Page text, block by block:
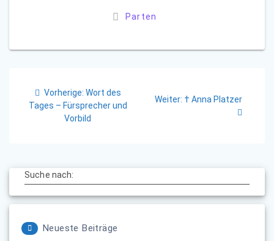
Parten
Vorherige: Vorheriger
Beitrag:
Wort des
Tages – Fürsprecher und
Vorbild
Weiter: Nächster
† Anna Platzer
Suche nach:
Neueste Beiträge